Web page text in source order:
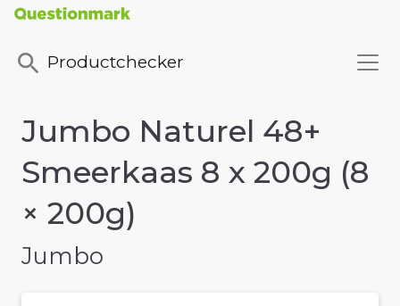
Productchecker
Jumbo Naturel 48+
Smeerkaas 8 x 200g (8
× 200g)
Jumbo